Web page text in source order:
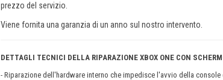
prezzo del servizio.
Viene fornita una garanzia di un anno sul nostro intervento.
DETTAGLI TECNICI DELLA RIPARAZIONE XBOX ONE CON
- Riparazione dell'hardware interno che impedisce l'avvio della